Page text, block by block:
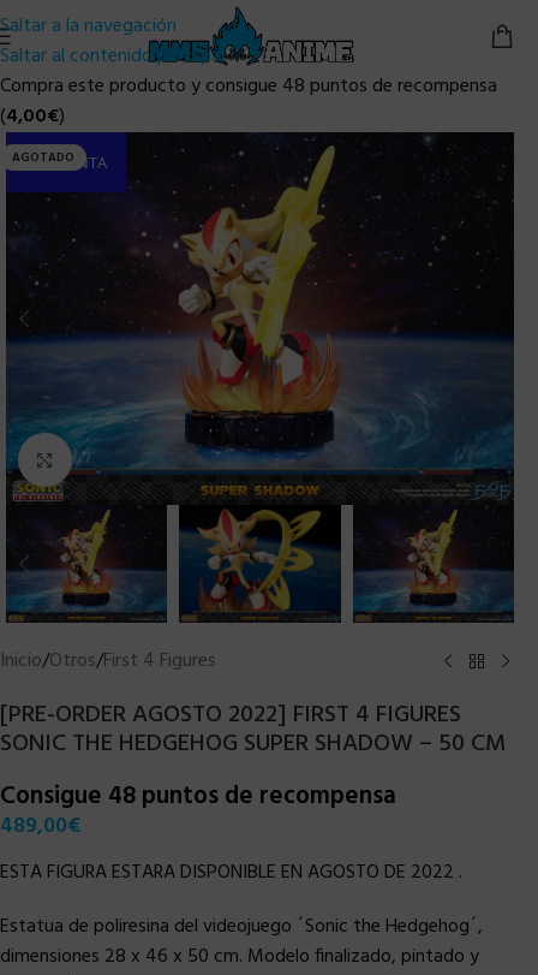
Saltar a la navegación
Saltar al contenido principal
Compra este producto y consigue 48 puntos de recompensa
(4,00€)
AGOTADO
PRE-VENTA
Clic para ampliar
Inicio/Otros/First 4 Figures
[PRE-ORDER AGOSTO 2022] FIRST 4 FIGURES
SONIC THE HEDGEHOG SUPER SHADOW – 50 CM
Consigue 48 puntos de recompensa
489,00€
ESTA FIGURA ESTARA DISPONIBLE EN AGOSTO DE 2022 .
Estatua de poliresina del videojuego ´Sonic the Hedgehog´,
dimensiones 28 x 46 x 50 cm. Modelo finalizado, pintado y